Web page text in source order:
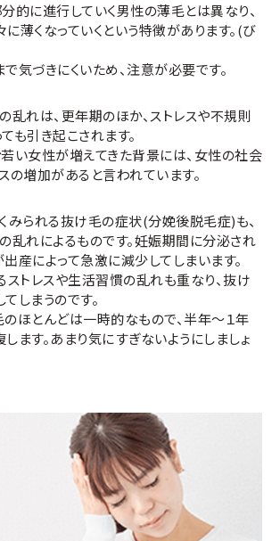
的に進行していく男性の薄毛とは異なり、
薄くなっていくという特徴があります。(び
気づきにくいため、注意が必要です。
乱れは、更年期のほか、ストレスや不規則
も引き起こされます。
い女性が増えてきた背景には、女性の社会
の増加があると言われています。
みられる抜け毛の症状(分娩後脱毛症)も、
乱れによるものです。妊娠期間に分泌され
産によって急激に減少してしまいます。
ストレスや生活習慣の乱れも重なり、抜け
しまうのです。
ほとんどは一時的なもので、半年～１年
ます。あまり気にすぎないようにしましょ